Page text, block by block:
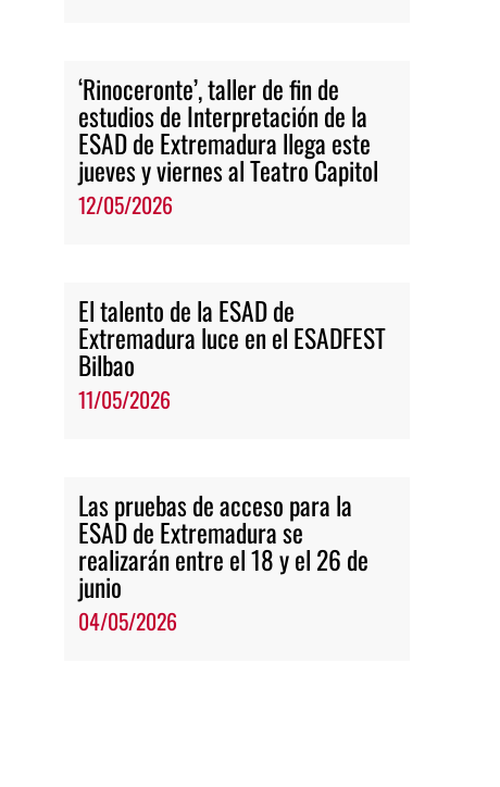
‘Rinoceronte’, taller de fin de
estudios de Interpretación de la
ESAD de Extremadura llega este
jueves y viernes al Teatro Capitol
12/05/2026
El talento de la ESAD de
Extremadura luce en el ESADFEST
Bilbao
11/05/2026
Las pruebas de acceso para la
ESAD de Extremadura se
realizarán entre el 18 y el 26 de
junio
04/05/2026